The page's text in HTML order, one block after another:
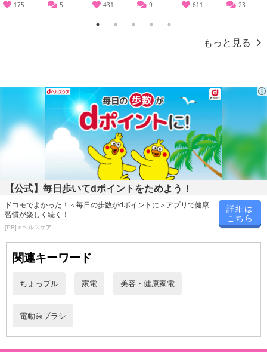
175 5 431 9 611 23
1 2 3 4 5
もっと見る
【公式】毎日歩いてdポイントをためよう！
ドコモでよかった！＜毎日の歩数がdポイントに＞アプリで健康
習慣が楽しく続く！
[PR] dヘルスケア
詳細は
こちら
関連キーワード
ちょっプル 家電 美容・健康家電
電動歯ブラシ